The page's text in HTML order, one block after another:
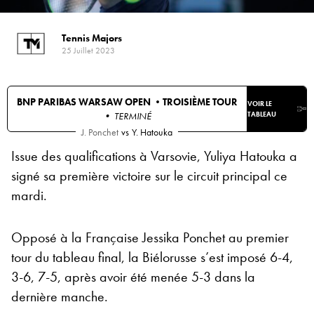
Tennis Majors
25 Juillet 2023
BNP PARIBAS WARSAW OPEN • TROISIÈME TOUR
• TERMINÉ
VOIR LE
TABLEAU
J. Ponchet vs Y. Hatouka
Issue des qualifications à Varsovie, Yuliya Hatouka a
signé sa première victoire sur le circuit principal ce
mardi.
Opposé à la Française Jessika Ponchet au premier
tour du tableau final, la Biélorusse s’est imposé 6-4,
3-6, 7-5, après avoir été menée 5-3 dans la
dernière manche.